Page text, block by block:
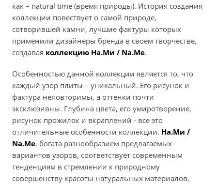
как – natural time (время природы). История создания
коллекции повествует о самой природе,
сотворившей камни, лучшие фактуры которых
применили дизайнеры бренда в своём творчестве,
создавая коллекцию На.Ми / Na.Me.
Особенностью данной коллекции является то, что
каждый узор плиты – уникальный. Его рисунок и
фактура неповторимы, а оттенки почти
эксклюзивны. Глубина цвета, его умиротворение,
рисунок прожилок и вкраплений - все это
отличительные особенности коллекции. На.Ми /
Na.Me. богата разнообразием предлагаемых
вариантов узоров, соответствует современным
тенденциям в стремлении к природному
совершенству красоты натуральных материалов.